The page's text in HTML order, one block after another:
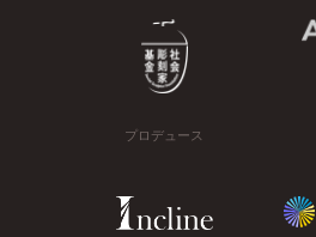
プロデュース